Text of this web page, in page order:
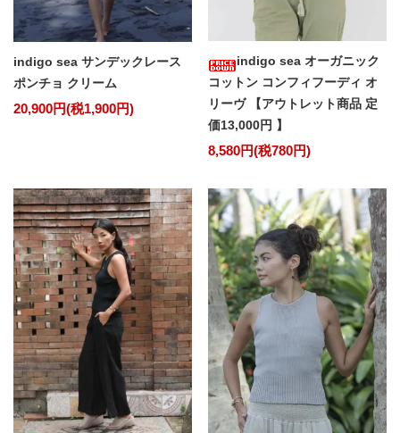
indigo sea サンデックレース
ポンチョ クリーム
20,900円(税1,900円)
indigo sea オーガニック
コットン コンフィフーディ オ
リーヴ 【アウトレット商品 定
価13,000円 】
8,580円(税780円)